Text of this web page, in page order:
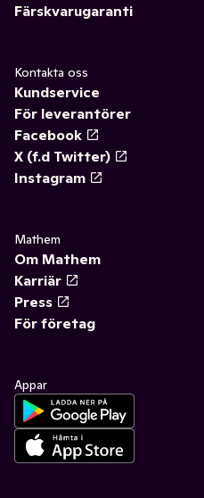
Färskvarugaranti
Kontakta oss
Kundservice
För leverantörer
Facebook
X (f.d Twitter)
Instagram
Mathem
Om Mathem
Karriär
Press
För företag
Appar